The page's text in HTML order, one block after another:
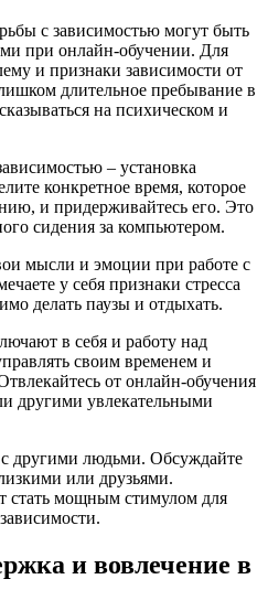
с зависимостью могут быть
при онлайн-обучении. Для
и признаки зависимости от
длительное пребывание в
на психическом и
– установка
конкретное время, которое
и придерживайтесь его. Это
сидения за компьютером.
мысли и эмоции при работе с
у себя признаки стресса
делать паузы и отдыхать.
в себя и работу над
своим временем и
от онлайн-обучения
другими увлекательными
другими людьми. Обсуждайте
или друзьями.
стать мощным стимулом для
и вовлечение в